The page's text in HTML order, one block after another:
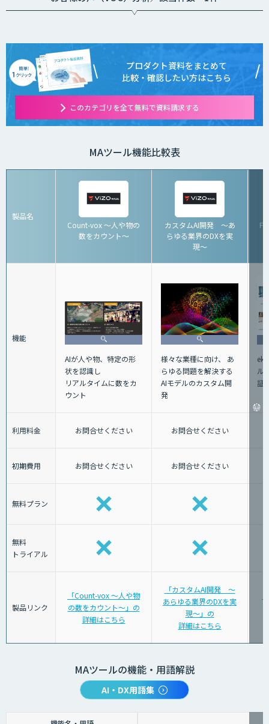
プロダクト資料をまとめて
比較・確認したい方はこちら
このカテゴリを全て無料で資料請求する
MAツール機能比較表
製品名
Count-vox 〜人や物の
数をカウント〜
カスタムAI開発 〜あ
らゆる業界のDXを実
現〜
機能
AIが人や物、特定の形
状を認識し
リアルタイムに数をカ
ウント
様々な業種に向け、 あ
らゆる問題を解決する
AIモデルのカスタム開
発
ル
証
利用料金 お問合せください お問合せください
初期費用 お問合せください お問合せください
無料プラン
無料
トライアル
製品リンク
「Count-vox 〜人や物
の数をカウント〜」の
詳細はこちら
「カスタムAI開発 〜
あらゆる業界のDXを実
現〜」の
詳細はこちら
MAツールの機能・用語解説
AI・DX用語集